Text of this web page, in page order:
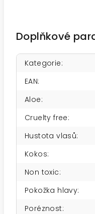
Doplňkové
Kategorie:
EAN:
Aloe:
Cruelty free:
Hustota vlasů:
Kokos:
Non toxic:
Pokožka hlavy:
Poréznost: